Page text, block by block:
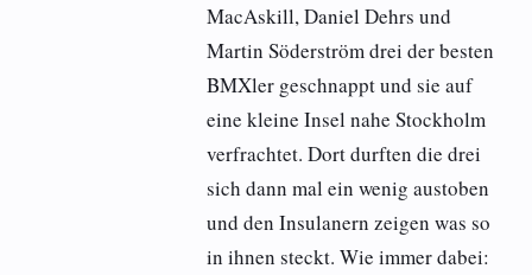
MacAskill, Daniel Dehrs und
Martin Söderström drei der besten
BMXler geschnappt und sie auf
eine kleine Insel nahe Stockholm
verfrachtet. Dort durften die drei
sich dann mal ein wenig austoben
und den Insulanern zeigen was so
in ihnen steckt. Wie immer dabei: